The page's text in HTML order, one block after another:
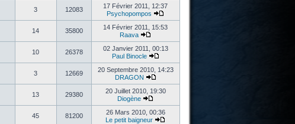
3 12083
17 Février 2011, 12:37
Psychopompos
14 35800
14 Février 2011, 15:53
Raava
10 26378
02 Janvier 2011, 00:13
Paul Binocle
3 12669
20 Septembre 2010, 14:23
DRAGON
13 29380
20 Juillet 2010, 19:30
Diogène
45 81200
26 Mars 2010, 00:36
Le petit baigneur